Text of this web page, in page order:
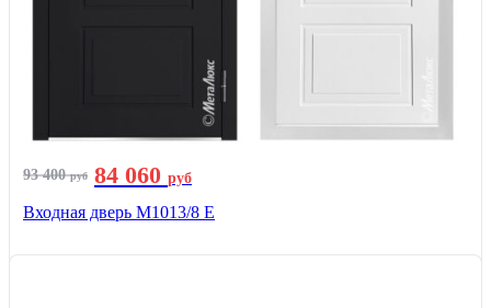
93 400руб 84 060 руб
Входная дверь М1013/8 E